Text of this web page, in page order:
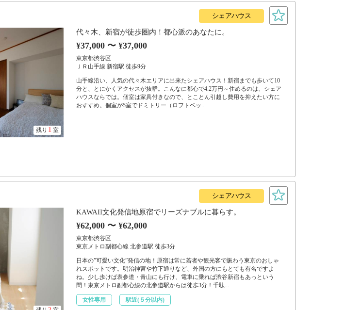
シェアハウス
残り 1 室
代々木、新宿が徒歩圏内！都心派のあなたに。
¥37,000 〜 ¥37,000
東京都渋谷区
ＪＲ山手線 新宿駅 徒歩9分
山手線沿い、人気の代々木エリアに出来たシェアハウス！新宿までも歩いて10
分と、とにかくアクセスが抜群。こんなに都心で4.2万円～住めるのは、シェア
ハウスならでは。個室は家具付きなので、とことん引越し費用を抑えたい方に
おすすめ。個室が5室でドミトリー（ロフトベッ...
シェアハウス
KAWAII文化発信地原宿でリーズナブルに暮らす。
¥62,000 〜 ¥62,000
東京都渋谷区
東京メトロ副都心線 北参道駅 徒歩3分
日本の”可愛い文化”発信の地！原宿は常に若者や観光客で賑わう東京のおしゃ
れスポットです。明治神宮や竹下通りなど、外国の方にもとても有名ですよ
ね。少し歩けば表参道・青山にも行け、電車に乗れば渋谷新宿もあっという
間！東京メトロ副都心線の北参道駅からは徒歩3分！千駄...
女性専用 駅近(５分以内)